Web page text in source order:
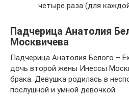
четыре раза (для
Падчерица Анатолия
Москвичева
Падчерица Анатолия Белого –
дочь второй жены Инессы
брака. Девушка родилась в
послушной и умной девочкой.